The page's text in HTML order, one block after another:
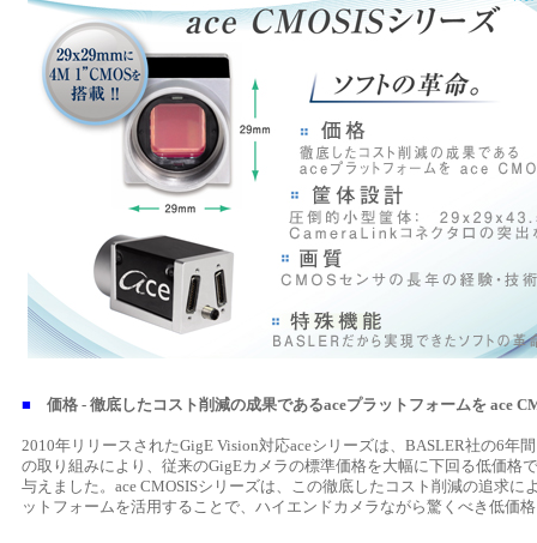
■ 価格 - 徹底したコスト削減の成果であるaceプラットフォームを ace
2010年リリースされたGigE Vision対応aceシリーズは、BASLER社の6年
の取り組みにより、従来のGigEカメラの標準価格を大幅に下回る低価格
与えました。ace CMOSISシリーズは、この徹底したコスト削減の追求に
ットフォームを活用することで、ハイエンドカメラながら驚くべき低価